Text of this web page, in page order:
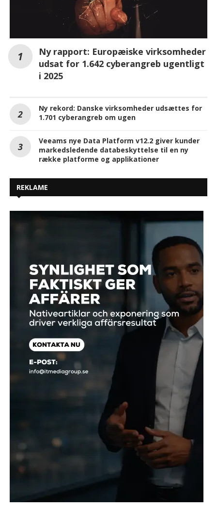
Ny rapport: Europæiske virksomheder
udsat for 1.642 cyberangreb ugentligt
i 2025
Ny rekord: Danske virksomheder udsættes for
1.701 cyberangreb om ugen
Veeams nye Data Platform v12.2 giver kunder
markedsledende databeskyttelse til en ny
række platforme og applikationer
REKLAME